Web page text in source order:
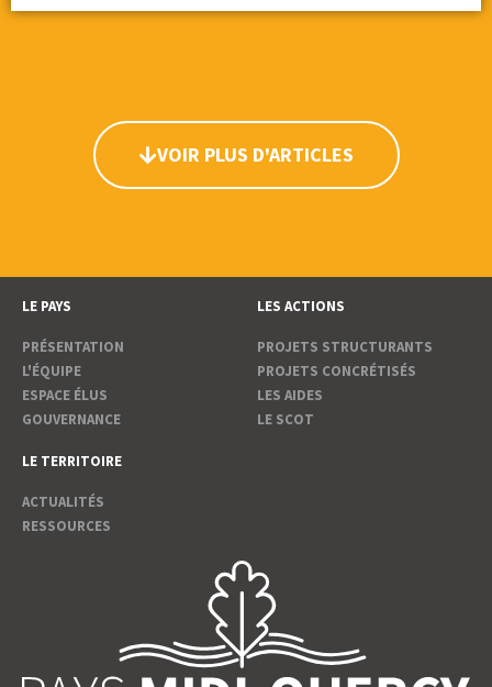
VOIR PLUS D'ARTICLES
LE PAYS
PRÉSENTATION
L'ÉQUIPE
ESPACE ÉLUS
GOUVERNANCE
LES ACTIONS
PROJETS STRUCTURANTS
PROJETS CONCRÉTISÉS
LES AIDES
LE SCOT
LE TERRITOIRE
ACTUALITÉS
RESSOURCES